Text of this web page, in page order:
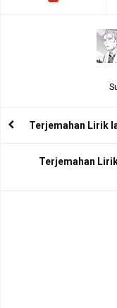
Terjemahan Lirik
Terjemahan